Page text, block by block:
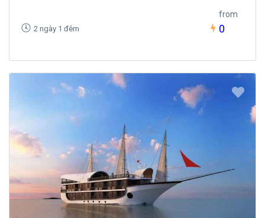
2 ngày 1 đêm
from
0